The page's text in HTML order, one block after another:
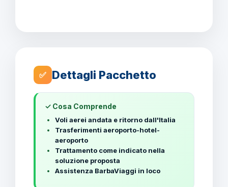
✅ Dettagli Pacchetto
✓ Cosa Comprende
Voli aerei andata e ritorno dall'Italia
Trasferimenti aeroporto-hotel-
aeroporto
Trattamento come indicato nella
soluzione proposta
Assistenza BarbaViaggi in loco